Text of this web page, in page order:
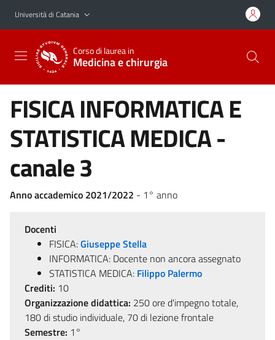
Vai al contenuto principale
Vai al menu di navigazione
Università di Catania
Corso di laurea in
Medicina e chirurgia
FISICA INFORMATICA E
STATISTICA MEDICA -
canale 3
Anno accademico 2021/2022 - 1° anno
Docenti
FISICA:Giuseppe Stella
INFORMATICA: Docente non ancora assegnato
STATISTICA MEDICA: Filippo Palermo
Crediti: 10
Organizzazione didattica: 250 ore d'impegno totale,
180 di studio individuale, 70 di lezione frontale
Semestre: 1°